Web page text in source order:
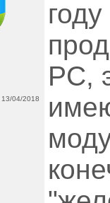
13/04/2018
PC,